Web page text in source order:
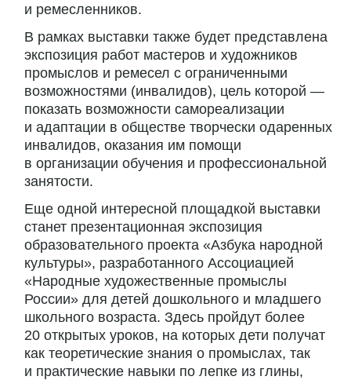
и ремесленников.
В рамках выставки также будет представлена
экспозиция работ мастеров и художников
промыслов и ремесел с ограниченными
возможностями (инвалидов), цель которой —
показать возможности самореализации
и адаптации в обществе творчески одаренных
инвалидов, оказания им помощи
в организации обучения и профессиональной
занятости.
Еще одной интересной площадкой выставки
станет презентационная экспозиция
образовательного проекта «Азбука народной
культуры», разработанного Ассоциацией
«Народные художественные промыслы
России» для детей дошкольного и младшего
школьного возраста. Здесь пройдут более
20 открытых уроков, на которых дети получат
как теоретические знания о промыслах, так
и практические навыки по лепке из глины,